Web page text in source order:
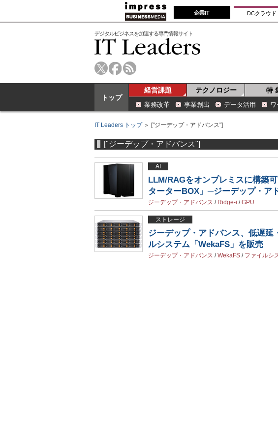
企業IT DCクラウド
デジタルビジネスを加速する専門情報サイト
トップ
経営課題 テクノロジー 特
業務改革 事業創出 データ活用
IT Leaders トップ＞ ["ジーデップ・アドバンス"]
["ジーデップ・アドバンス"]
AI
LLM/RAGをオンプレミスに構築
ターターBOX」─ジーデップ・ア
ジーデップ・アドバンス / Ridge-i /GPU
ストレージ
ジーデップ・アドバンス、低遅延
ルシステム「WekaFS」を販売
ジーデップ・アドバンス /WekaFS / ファイルシ